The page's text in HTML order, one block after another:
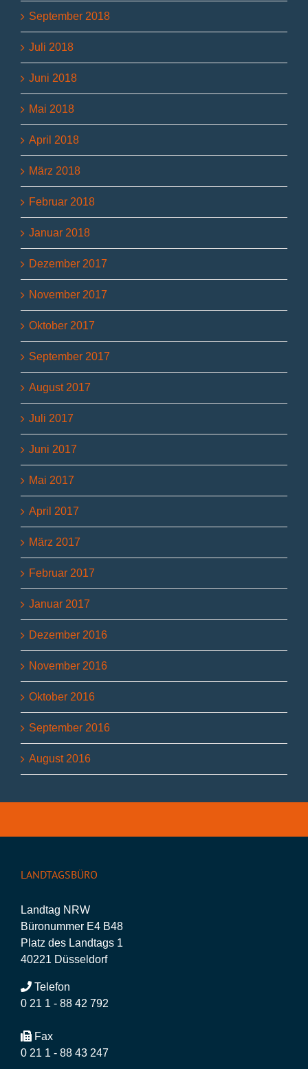
September 2018
Juli 2018
Juni 2018
Mai 2018
April 2018
März 2018
Februar 2018
Januar 2018
Dezember 2017
November 2017
Oktober 2017
September 2017
August 2017
Juli 2017
Juni 2017
Mai 2017
April 2017
März 2017
Februar 2017
Januar 2017
Dezember 2016
November 2016
Oktober 2016
September 2016
August 2016
LANDTAGSBÜRO
Landtag NRW
Büronummer E4 B48
Platz des Landtags 1
40221 Düsseldorf
Telefon
0 21 1 - 88 42 792
Fax
0 21 1 - 88 43 247